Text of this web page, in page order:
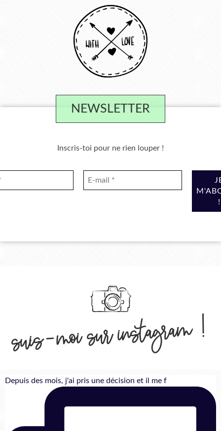
NEWSLETTER
Inscris-toi pour ne rien louper !
suis-moi sur instagram !
Depuis des mois, j'ai pris une décision et il me f